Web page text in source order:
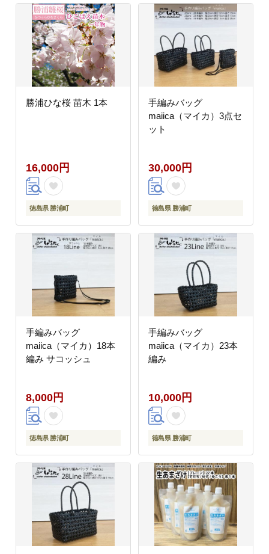
勝浦ひな桜 苗木 1本
16,000円
徳島県 勝浦町
手編みバッグ
maiica（マイカ）3点セ
ット
30,000円
徳島県 勝浦町
手編みバッグ
maiica（マイカ）18本
編み サコッシュ
8,000円
徳島県 勝浦町
手編みバッグ
maiica（マイカ）23本
編み
10,000円
徳島県 勝浦町